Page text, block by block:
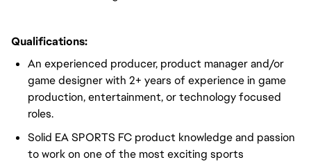
Qualifications:
An experienced producer, product manager and/or
game designer with 2+ years of experience in game
production, entertainment, or technology focused
roles.
Solid EA SPORTS FC product knowledge and passion
to work on one of the most exciting sports